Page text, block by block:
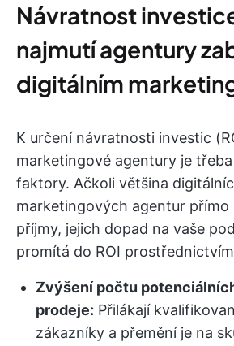
Návratnost
najmutí agentury
digitálním
K určení návratnosti investic
marketingové agentury je
faktory. Ačkoli většina
marketingových agentur přímo
příjmy, jejich dopad na vaše
promítá do ROI
Zvýšení počtu
prodeje: Přilákají
zákazníky a přemění je na